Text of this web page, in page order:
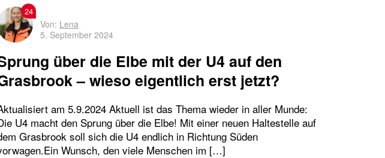
U4
WLAN
über die Elbe mit der U4 auf den
– wieso eigentlich erst jetzt?
24
Von: Lena
5. September 2024
am 5.9.2024 Aktuell ist das Thema wieder in aller Munde:
U4 macht den Sprung über die Elbe! Mit einer neuen Haltestelle auf
Grasbrook soll sich die U4 endlich in Richtung Süden
Wunsch, den viele Menschen im […]